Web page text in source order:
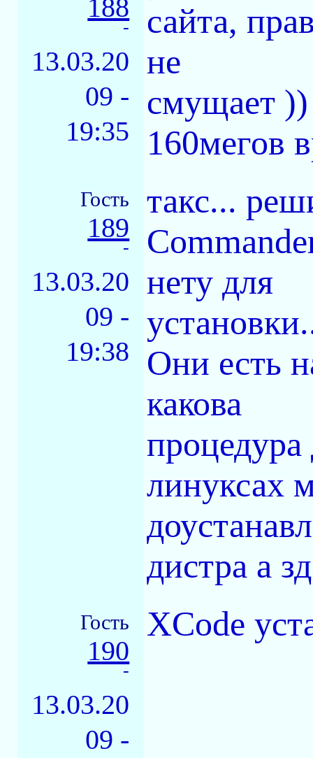
188
-
13.03.20
09 -
19:35
сайта,
не
смущает ))
160мегов
Гость
189
-
13.03.20
09 -
19:38
такс...
нету для
Они есть
какова
процедура
линуксах
дистра а
Гость
190
-
13.03.20
09 -
XCode